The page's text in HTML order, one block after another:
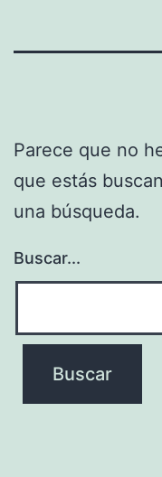
Parece que no
que estás
una búsqueda.
Buscar...